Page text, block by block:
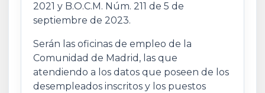
2021 y B.O.C.M. Núm. 211 de 5 de
septiembre de 2023.
Serán las oficinas de empleo de la
Comunidad de Madrid, las que
atendiendo a los datos que poseen de los
desempleados inscritos y los puestos